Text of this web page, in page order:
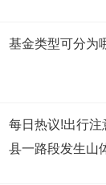
基金类型可分为
每日热议!出行注
县一路段发生山